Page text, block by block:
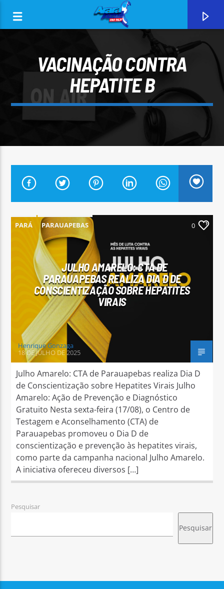
CURRENT TRACK
ARARA AZUL FM 96,9
Arara Azul FM
VACINAÇÃO CONTRA
HEPATITE B
PARÁ PARAUAPEBAS 0
JULHO AMARELO: CTA DE
PARAUAPEBAS REALIZA DIA D DE
CONSCIENTIZAÇÃO SOBRE HEPATITES
VIRAIS
Henrique Gonzaga
18 DE JULHO DE 2025
Julho Amarelo: CTA de Parauapebas realiza Dia D
de Conscientização sobre Hepatites Virais Julho
Amarelo: Ação de Prevenção e Diagnóstico
Gratuito Nesta sexta-feira (17/08), o Centro de
Testagem e Aconselhamento (CTA) de
Parauapebas promoveu o Dia D de
conscientização e prevenção às hepatites virais,
como parte da campanha nacional Julho Amarelo.
A iniciativa ofereceu diversos […]
Pesquisar
Pesquisar